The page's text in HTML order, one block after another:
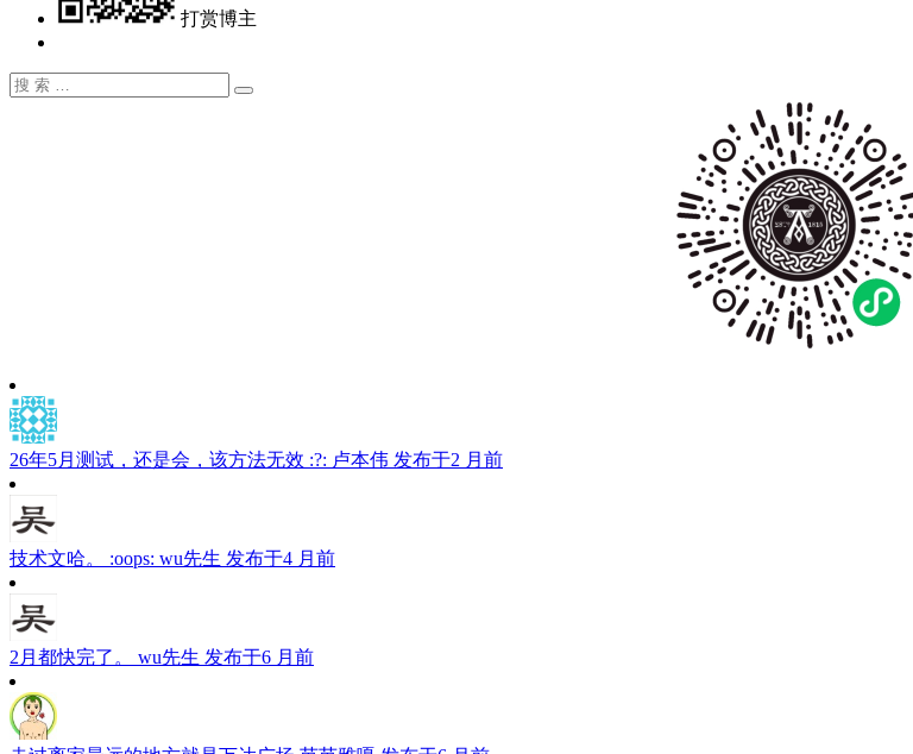
打赏博主
搜
搜
26年5月测试，还是会，该方法无效 :?: 卢本伟 发布于2 月前
技术文哈。 :oops: wu先生 发布于4 月前
2月都快完了。 wu先生 发布于6 月前